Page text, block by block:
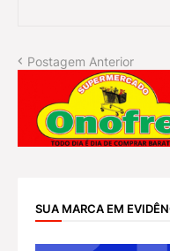
Postagem Anterior
SUA MARCA EM